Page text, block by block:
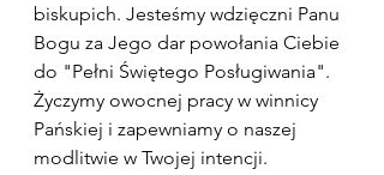
biskupich. Jesteśmy wdzięczni Panu
Bogu za Jego dar powołania Ciebie
do "Pełni Świętego Posługiwania".
Życzymy owocnej pracy w winnicy
Pańskiej i zapewniamy o naszej
modlitwie w Twojej intencji.